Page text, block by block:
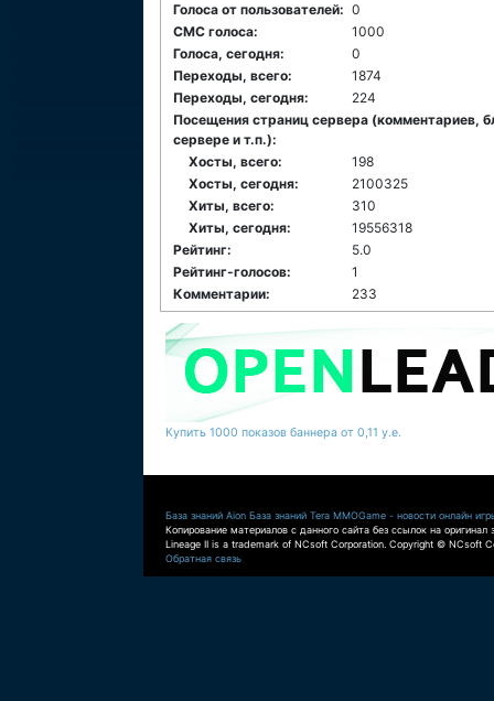
Голоса от пользователей: 0
СМС голоса:
1000
Голоса, сегодня:
0
Переходы, всего:
1874
Переходы, сегодня:
224
Посещения страниц сервера (комментариев,
сервере и т.п.):
Хосты, всего:
198
Хосты, сегодня:
2100325
Хиты, всего:
310
Хиты, сегодня:
19556318
Рейтинг:
5.0
Рейтинг-голосов:
1
Комментарии:
233
Купить 1000 показов баннера от 0,11 у.е.
База знаний Aion База знаний Tera MMOGame - новости онлайн
Копирование материалов с данного сайта без ссылок на оригинал
Lineage II is a trademark of NCsoft Corporation. Copyright © NCsoft
Обратная связь